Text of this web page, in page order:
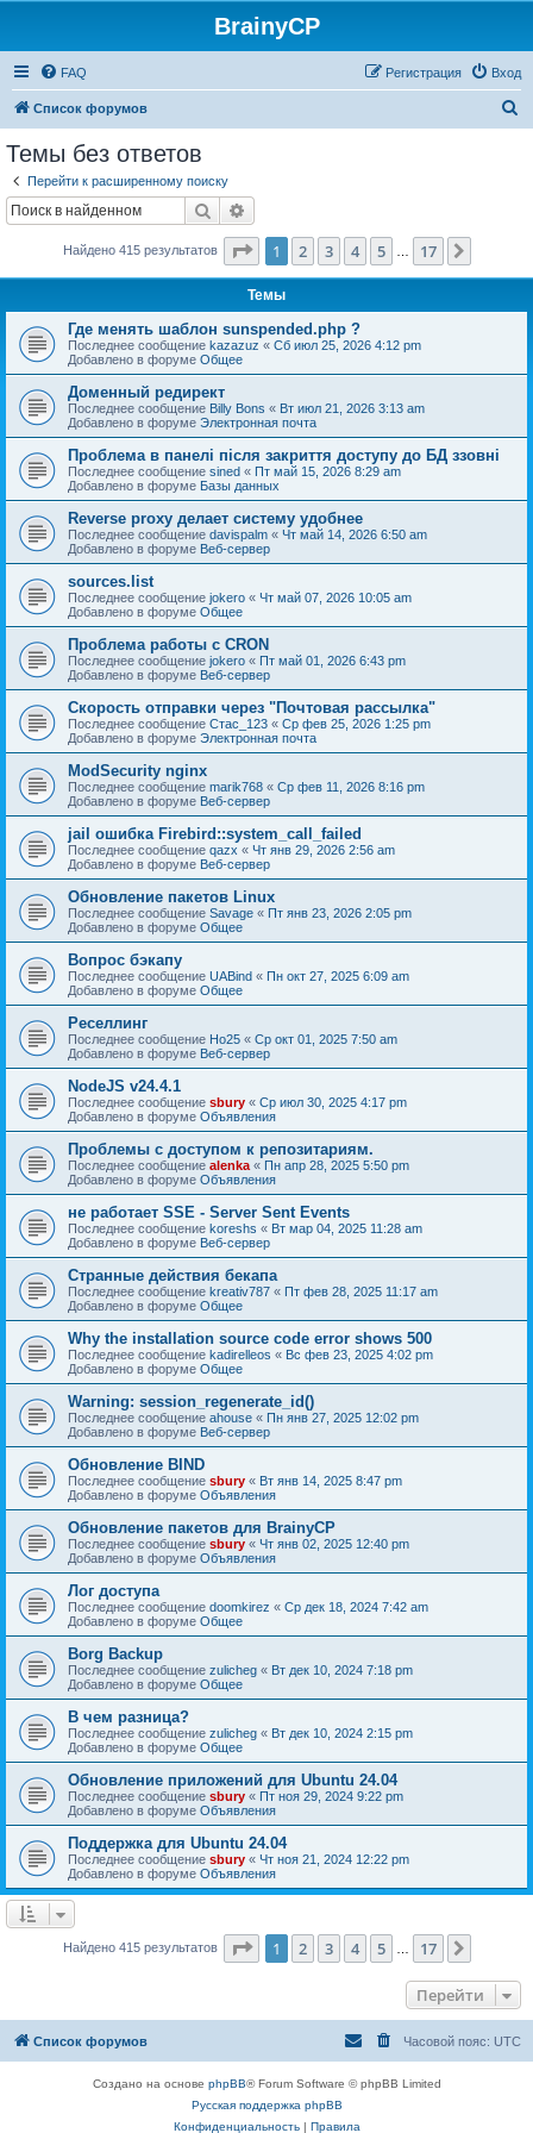
BrainyCP
FAQ Вход
Регистрация
Список форумов
Темы без ответов
Перейти к расширенному поиску
Поиск
Найдено 415 результатов Страница из 17
1 2 3 4 5 17
Темы
Где менять шаблон sunspended.php ?
Последнее сообщение kazazuz « Сб июл 25, 2026 4:12 pm
Добавлено в форуме Общее
Доменный редирект
Последнее сообщение Billy Bons « Вт июл 21, 2026 3:13 am
Добавлено в форуме Электронная почта
Проблема в панелі після закриття доступу до БД ззовні
Последнее сообщение sined « Пт май 15, 2026 8:29 am
Добавлено в форуме Базы данных
Reverse proxy делает систему удобнее
Последнее сообщение davispalm « Чт май 14, 2026 6:50 am
Добавлено в форуме Веб-сервер
sources.list
Последнее сообщение jokero « Чт май 07, 2026 10:05 am
Добавлено в форуме Общее
Проблема работы с CRON
Последнее сообщение jokero « Пт май 01, 2026 6:43 pm
Добавлено в форуме Веб-сервер
Скорость отправки через "Почтовая рассылка"
Последнее сообщение Стас_123 « Ср фев 25, 2026 1:25 pm
Добавлено в форуме Электронная почта
ModSecurity nginx
Последнее сообщение marik768 « Ср фев 11, 2026 8:16 pm
Добавлено в форуме Веб-сервер
jail ошибка Firebird::system_call_failed
Последнее сообщение qazx « Чт янв 29, 2026 2:56 am
Добавлено в форуме Веб-сервер
Обновление пакетов Linux
Последнее сообщение Savage « Пт янв 23, 2026 2:05 pm
Добавлено в форуме Общее
Вопрос бэкапу
Последнее сообщение UABind « Пн окт 27, 2025 6:09 am
Добавлено в форуме Общее
Реселлинг
Последнее сообщение Ho25 « Ср окт 01, 2025 7:50 am
Добавлено в форуме Веб-сервер
NodeJS v24.4.1
Последнее сообщение sbury « Ср июл 30, 2025 4:17 pm
Добавлено в форуме Объявления
Проблемы с доступом к репозитариям.
Последнее сообщение alenka « Пн апр 28, 2025 5:50 pm
Добавлено в форуме Объявления
не работает SSE - Server Sent Events
Последнее сообщение koreshs « Вт мар 04, 2025 11:28 am
Добавлено в форуме Веб-сервер
Странные действия бекапа
Последнее сообщение kreativ787 « Пт фев 28, 2025 11:17 am
Добавлено в форуме Общее
Why the installation source code error shows 500
Последнее сообщение kadirelleos « Вс фев 23, 2025 4:02 pm
Добавлено в форуме Общее
Warning: session_regenerate_id()
Последнее сообщение ahouse « Пн янв 27, 2025 12:02 pm
Добавлено в форуме Веб-сервер
Обновление BIND
Последнее сообщение sbury « Вт янв 14, 2025 8:47 pm
Добавлено в форуме Объявления
Oбновление пакетов для BrainyCP
Последнее сообщение sbury « Чт янв 02, 2025 12:40 pm
Добавлено в форуме Объявления
Лог доступа
Последнее сообщение doomkirez « Ср дек 18, 2024 7:42 am
Добавлено в форуме Общее
Borg Backup
Последнее сообщение zulicheg « Вт дек 10, 2024 7:18 pm
Добавлено в форуме Общее
В чем разница?
Последнее сообщение zulicheg « Вт дек 10, 2024 2:15 pm
Добавлено в форуме Общее
Обновление приложений для Ubuntu 24.04
Последнее сообщение sbury « Пт ноя 29, 2024 9:22 pm
Добавлено в форуме Объявления
Поддержка для Ubuntu 24.04
Последнее сообщение sbury « Чт ноя 21, 2024 12:22 pm
Добавлено в форуме Объявления
Найдено 415 результатов Страница из 17
1 2 3 4 5 17
Перейти
Список форумов Часовой пояс: UTC
Создано на основе phpBB® Forum Software © phpBB Limited
Русская поддержка phpBB
Конфиденциальность| Правила